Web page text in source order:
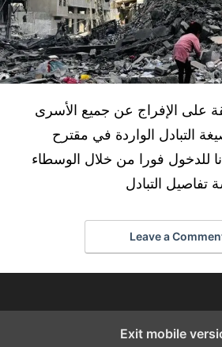
على الإفراج عن جميع الأسرى
التبادل الواردة في مقترح
للدخول فورا من خلال الوسطاء
التبادل
Leave a
Exit mobile